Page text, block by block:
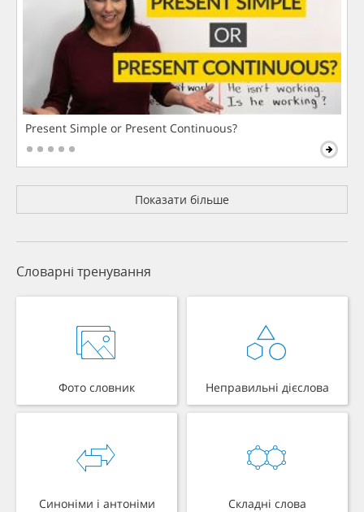
Present Simple or Present Continuous?
Показати більше
Словарні тренування
Фото словник Неправильні дієслова
Синоніми і антоніми Складні слова